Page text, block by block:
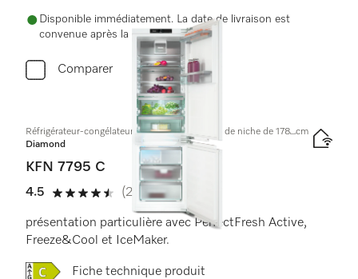
Disponible immédiatement. La date de livraison est
convenue après la commande.
Comparer
Réfrigérateur-congélateur encastrable, hauteur de niche de 178⎵cm
Diamond
KFN 7795 C
4.5
4.5 de 5 étoiles
(2 Évaluations)
présentation particulière avec PerfectFresh Active,
Freeze&Cool et IceMaker.
Online Label Flag, Label énergétique
Fiche technique produit